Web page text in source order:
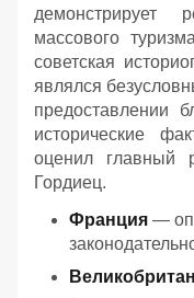
демонстрирует
массового
советская
являлся
предоставлении
исторические
оценил главный
Гордиец.
Франция —